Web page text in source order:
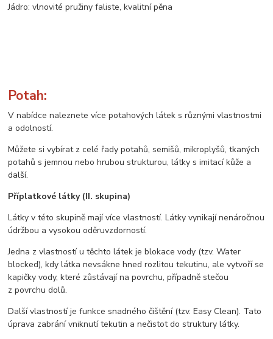
Jádro: vlnovité pružiny faliste, kvalitní pěna
Potah:
V nabídce naleznete více potahových látek s různými vlastnostmi
a odolností.
Můžete si vybírat z celé řady potahů, semišů, mikroplyšů, tkaných
potahů s jemnou nebo hrubou strukturou, látky s imitací kůže a
další.
Příplatkové látky (II. skupina)
Látky v této skupině mají více vlastností. Látky vynikají nenáročnou
údržbou a vysokou oděruvzdorností.
Jedna z vlastností u těchto látek je blokace vody (tzv. Water
blocked), kdy látka nevsákne hned rozlitou tekutinu, ale vytvoří se
kapičky vody, které zůstávají na povrchu, případně stečou
z povrchu dolů.
Další vlastností je funkce snadného čištění (tzv. Easy Clean). Tato
úprava zabrání vniknutí tekutin a nečistot do struktury látky.